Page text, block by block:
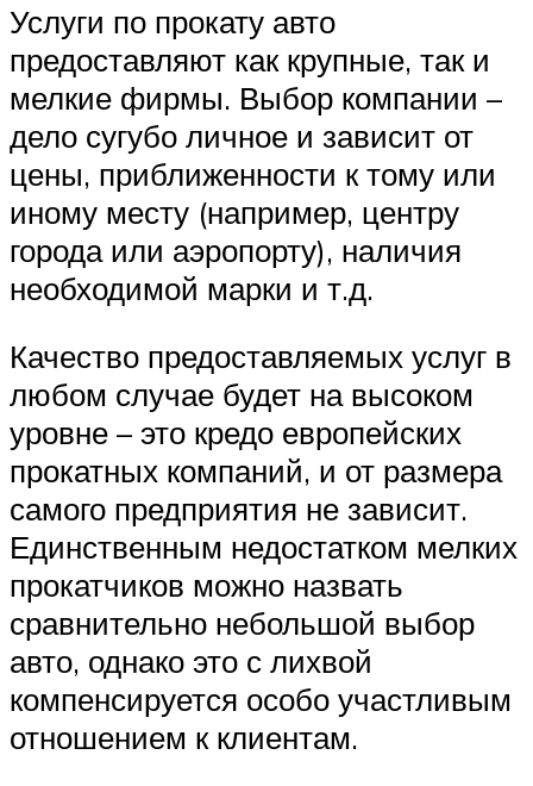
Услуги по прокату авто
предоставляют как крупные, так и
мелкие фирмы. Выбор компании –
дело сугубо личное и зависит от
цены, приближенности к тому или
иному месту (например, центру
города или аэропорту), наличия
необходимой марки и т.д.
Качество предоставляемых услуг в
любом случае будет на высоком
уровне – это кредо европейских
прокатных компаний, и от размера
самого предприятия не зависит.
Единственным недостатком мелких
прокатчиков можно назвать
сравнительно небольшой выбор
авто, однако это с лихвой
компенсируется особо участливым
отношением к клиентам.